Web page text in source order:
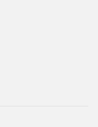
выполнения
индексов.
отказоустойчивого
с реплики на мастер.